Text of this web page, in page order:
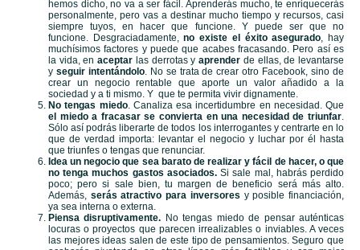
hemos dicho, no va a ser fácil. Aprenderás mucho, te enriquecerás
personalmente, pero vas a destinar mucho tiempo y recursos, casi
siempre tuyos, en hacer que funcione. Y puede ser que no
funcione. Desgraciadamente,no existe el éxito asegurado, hay
muchísimos factores y puede que acabes fracasando. Pero así es
la vida, enaceptar las derrotas yaprender de ellas, de levantarse
y seguir intentándolo. No se trata de crear otro Facebook, sino de
crear un negocio rentable que aporte un valor añadido a la
sociedad y a ti mismo. Y que te permita vivir dignamente.
No tengas miedo. Canaliza esa incertidumbre en necesidad. Que
el miedo a fracasar se convierta en una necesidad de triunfar.
Sólo así podrás liberarte de todos los interrogantes y centrarte en lo
que de verdad importa: levantar el negocio y luchar por él hasta
que triunfes o tengas que renunciar.
Idea un negocio que sea barato de realizar y fácil de hacer, o que
no tenga muchos gastos asociados.Si sale mal, habrás perdido
poco; pero si sale bien, tu margen de beneficio será más alto.
Además, serás atractivo para inversores y posible financiación,
ya sea interna o externa.
Piensa disruptivamente. No tengas miedo de pensar auténticas
locuras o proyectos que parecen irrealizables o inviables. A veces
las mejores ideas salen de este tipo de pensamientos. Seguro que